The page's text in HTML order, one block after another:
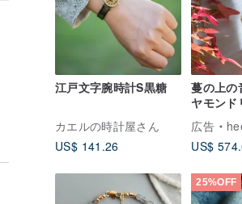
江戸文字腕時計S黒糖
カエルの時計屋さん
US$ 141.26
蔓の上の
ヤモンド
広告
US$
25%OFF